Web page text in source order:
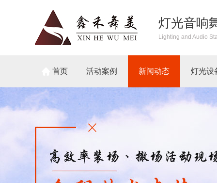
灯光音响
Lighting and Audio
首页 活动案例 新闻动态 灯光设